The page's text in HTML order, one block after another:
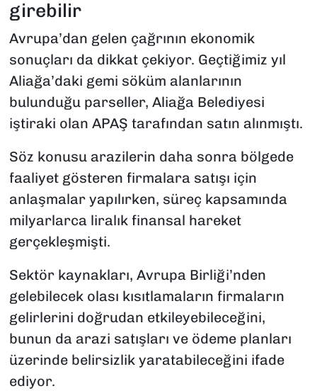
girebilir
Avrupa’dan gelen çağrının ekonomik
sonuçları da dikkat çekiyor. Geçtiğimiz yıl
Aliağa’daki gemi söküm alanlarının
bulunduğu parseller, Aliağa Belediyesi
iştiraki olan APAŞ tarafından satın alınmıştı.
Söz konusu arazilerin daha sonra bölgede
faaliyet gösteren firmalara satışı için
anlaşmalar yapılırken, süreç kapsamında
milyarlarca liralık finansal hareket
gerçekleşmişti.
Sektör kaynakları, Avrupa Birliği’nden
gelebilecek olası kısıtlamaların firmaların
gelirlerini doğrudan etkileyebileceğini,
bunun da arazi satışları ve ödeme planları
üzerinde belirsizlik yaratabileceğini ifade
ediyor.